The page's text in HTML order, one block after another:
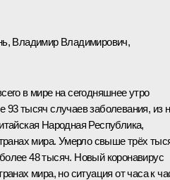
Владимир Владимирович,
в мире на сегодняшнее утро
93 тысяч случаев заболевания, из
Народная Республика,
мира. Умерло свыше трёх
48 тысяч. Новый коронавирус
мира, но ситуация от часа к